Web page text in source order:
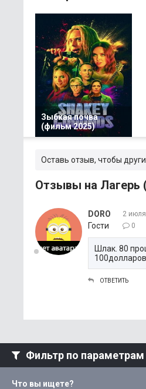
Зыбкая почва
(фильм 2025)
Оставь отзыв, чтобы
Отзывы на Лагерь
DORO
Гости
2
0
Шлак. 80
ОТВЕТИТЬ
Фильтр по параметрам
Что вы ищете?